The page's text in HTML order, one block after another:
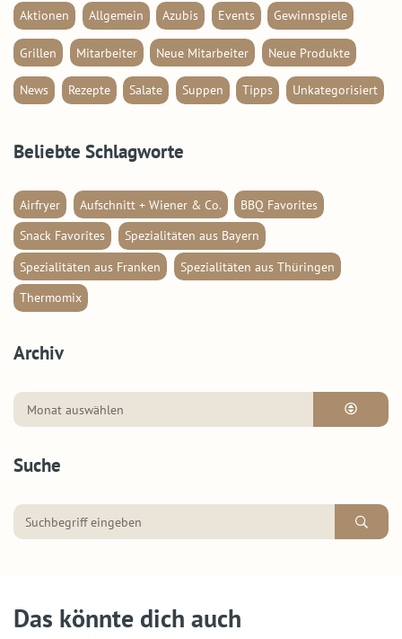
Aktionen Allgemein Azubis Events Gewinnspiele
Grillen Mitarbeiter Neue Mitarbeiter Neue Produkte
News Rezepte Salate Suppen Tipps Unkategorisiert
Beliebte Schlagworte
Airfryer Aufschnitt + Wiener & Co.
BBQ Favorites
Snack Favorites
Spezialitäten aus Bayern
Spezialitäten aus Franken
Spezialitäten aus Thüringen
Thermomix
Archiv
Suche
Das könnte dich auch